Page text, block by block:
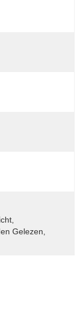
Gelezen